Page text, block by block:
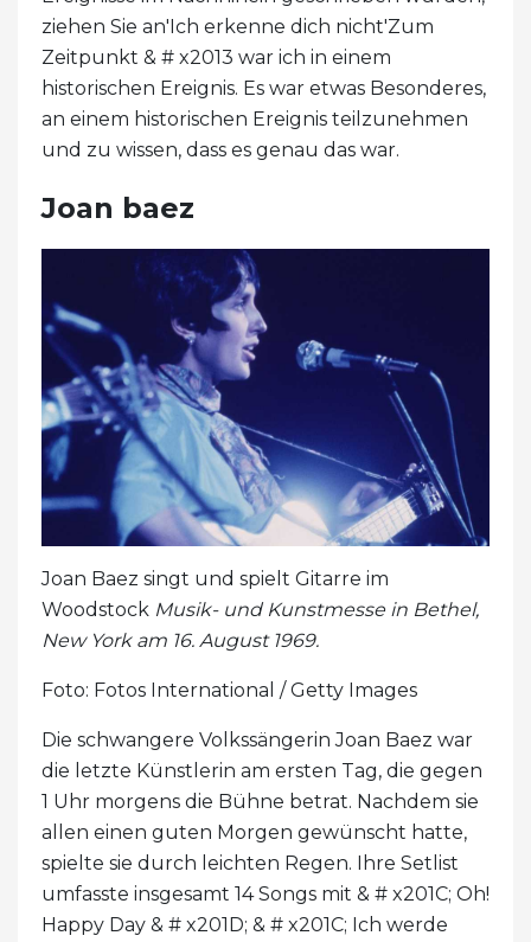
ziehen Sie an'Ich erkenne dich nicht'Zum
Zeitpunkt & # x2013 war ich in einem
historischen Ereignis. Es war etwas Besonderes,
an einem historischen Ereignis teilzunehmen
und zu wissen, dass es genau das war.
Joan baez
Joan Baez singt und spielt Gitarre im
Woodstock Musik- und Kunstmesse in Bethel,
New York am 16. August 1969.
Foto: Fotos International / Getty Images
Die schwangere Volkssängerin Joan Baez war
die letzte Künstlerin am ersten Tag, die gegen
1 Uhr morgens die Bühne betrat. Nachdem sie
allen einen guten Morgen gewünscht hatte,
spielte sie durch leichten Regen. Ihre Setlist
umfasste insgesamt 14 Songs mit & # x201C; Oh!
Happy Day & # x201D; & # x201C; Ich werde